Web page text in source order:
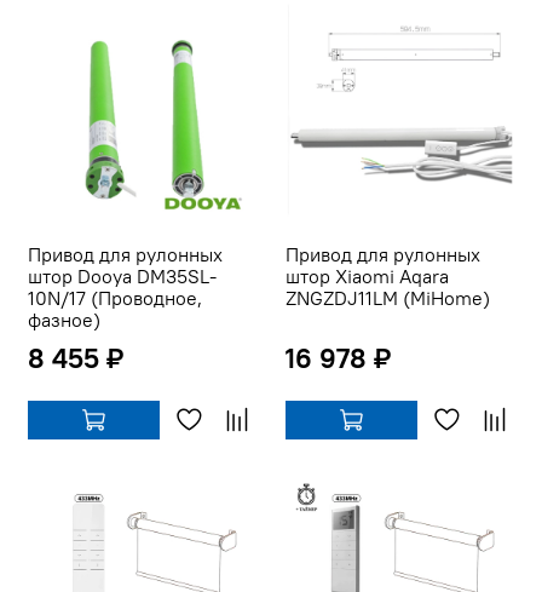
Привод для рулонных
штор Dooya DM35SL-
10N/17 (Проводное,
фазное)
8 455 ₽
Привод для рулонных
штор Xiaomi Aqara
ZNGZDJ11LM (MiHome)
16 978 ₽